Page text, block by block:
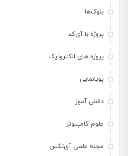
بلوک‌ها
پروژه با آی‌کد
پروژه های الکترونیک
پویانمایی
دانش آموز
علوم کامپیوتر
مجله علمی آی‌تکس